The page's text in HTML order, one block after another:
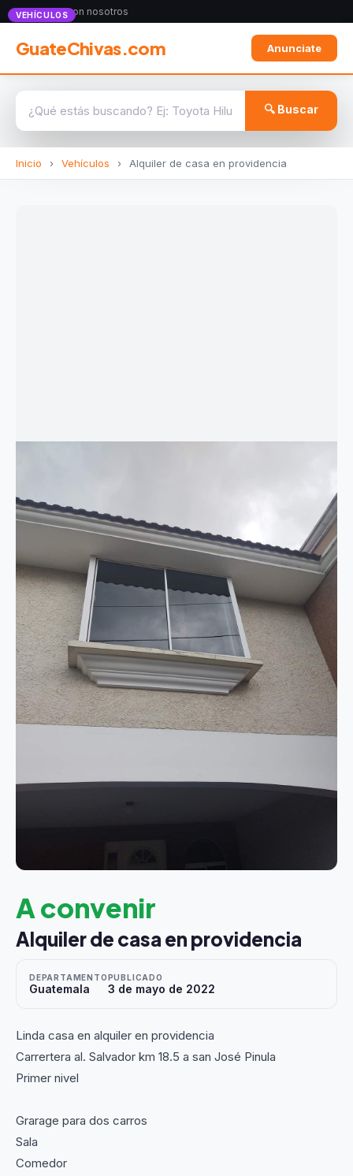
Anunciate con nosotros
GuateChivas.com Anunciate
🔍 Buscar
Inicio › Vehículos › Alquiler de casa en providencia
VEHÍCULOS
A convenir
Alquiler de casa en providencia
DEPARTAMENTO
Guatemala
PUBLICADO
3 de mayo de 2022
Linda casa en alquiler en providencia
Carrertera al. Salvador km 18.5 a san José Pinula
Primer nivel
Grarage para dos carros
Sala
Comedor